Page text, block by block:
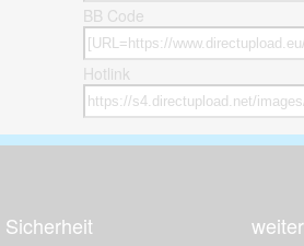
BB Code
Hotlink
Sicherheit